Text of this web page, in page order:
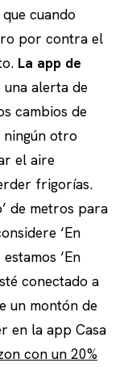
cuando
por contra el
La app de
una alerta de
cambios de
ningún otro
el aire
frigorías.
de metros para
‘En
‘En
conectado a
un montón de
en la app Casa
con un 20%